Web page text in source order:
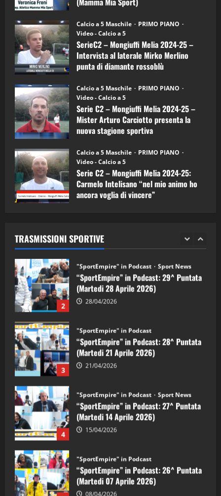
Sport
6)
–
Intervista
a
mister
Arturo
Carciotto
(Mongiuffi
Calcio a 5 Maschile
PRIMO PIANO
Video - Calcio a 5
SerieC2 – Mongiuffi Melia 2024-25 –
Intervista al laterale Mirko Merlino
punta di diamante rossoblù
Calcio a 5 Maschile
PRIMO PIANO
Video - Calcio a 5
Serie C2 – Mongiuffi Melia 2024-25 –
Mister Arturo Carciotto presenta la
nuova stagione sportiva
Calcio a 5 Maschile
PRIMO PIANO
Video - Calcio a 5
Serie C2 – Mongiuffi Melia 2024-25:
Carmelo Intelisano “nel mio animo ho
ancora voglia di vincere”
TRASMISSIONI SPORTIVE
4
“SportEmpire” in Podcast: 27^ Puntata
(Martedi 14 Aprile 2026)
15/04/2026
5
“SportEmpire” in Podcast: 26^ Puntata
(Martedi 07 Aprile 2026)
08/04/2026
1
“SportEmpire” in Podcast: 30^ Puntata
(Martedi 05 Maggio 2026)
08/05/2026
2 28/04/2026
3
"SportEmpire" in Podcast
“SportEmpire” in Podcast: 28^ Puntata
(Martedi 21 Aprile 2026)
21/04/2026
4
"SportEmpire" in Podcast
“SportEmpire” in Podcast: 27^ Puntata
(Martedi 14 Aprile 2026)
15/04/2026
5
"SportEmpire" in Podcast
“SportEmpire” in Podcast: 26^ Puntata
(Martedi 07 Aprile 2026)
08/04/2026
"SportEmpire" in Podcast
“SportEmpire” in Podcast: 30^ Puntata
(Martedi 05 Maggio 2026)